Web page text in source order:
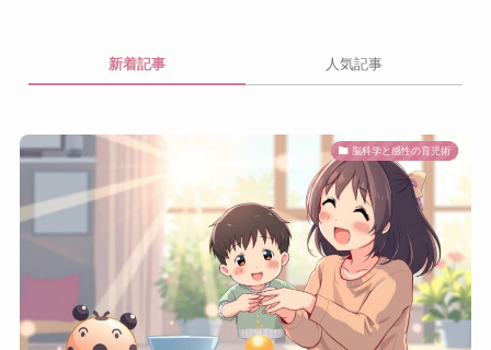
新着記事 人気記事
脳科学と感性の育児術